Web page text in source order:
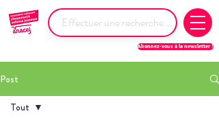
Abonnez-vous à la newsletter !
Post
Tout